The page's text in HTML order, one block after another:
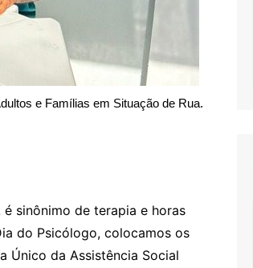
e Famílias em Situação de Rua.
sinônimo de terapia e horas
do Psicólogo, colocamos os
Único da Assistência Social